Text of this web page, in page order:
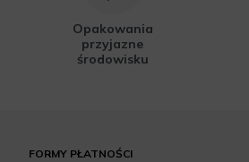
Opakowania
przyjazne
środowisku
FORMY PŁATNOŚCI